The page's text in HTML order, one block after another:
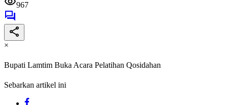
967
×
Bupati Lamtim Buka Acara Pelatihan Qosidahan
Sebarkan artikel ini